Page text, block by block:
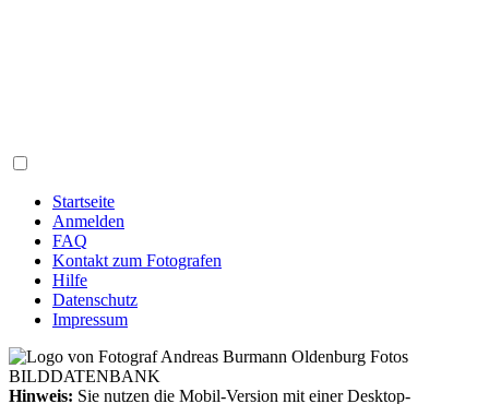
Startseite
Anmelden
FAQ
Kontakt zum Fotografen
Hilfe
Datenschutz
Impressum
Hinweis: Sie nutzen die Mobil-Version mit einer Desktop-